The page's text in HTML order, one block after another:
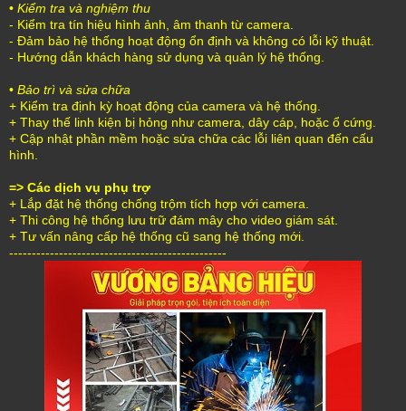
• Kiểm tra và nghiệm thu
- Kiểm tra tín hiệu hình ảnh, âm thanh từ camera.
- Đảm bảo hệ thống hoạt động ổn định và không có lỗi kỹ thuật.
- Hướng dẫn khách hàng sử dụng và quản lý hệ thống.
• Bảo trì và sửa chữa
+ Kiểm tra định kỳ hoạt động của camera và hệ thống.
+ Thay thế linh kiện bị hỏng như camera, dây cáp, hoặc ổ cứng.
+ Cập nhật phần mềm hoặc sửa chữa các lỗi liên quan đến cấu
hình.
=> Các dịch vụ phụ trợ
+ Lắp đặt hệ thống chống trộm tích hợp với camera.
+ Thi công hệ thống lưu trữ đám mây cho video giám sát.
+ Tư vấn nâng cấp hệ thống cũ sang hệ thống mới.
------------------------------------------------